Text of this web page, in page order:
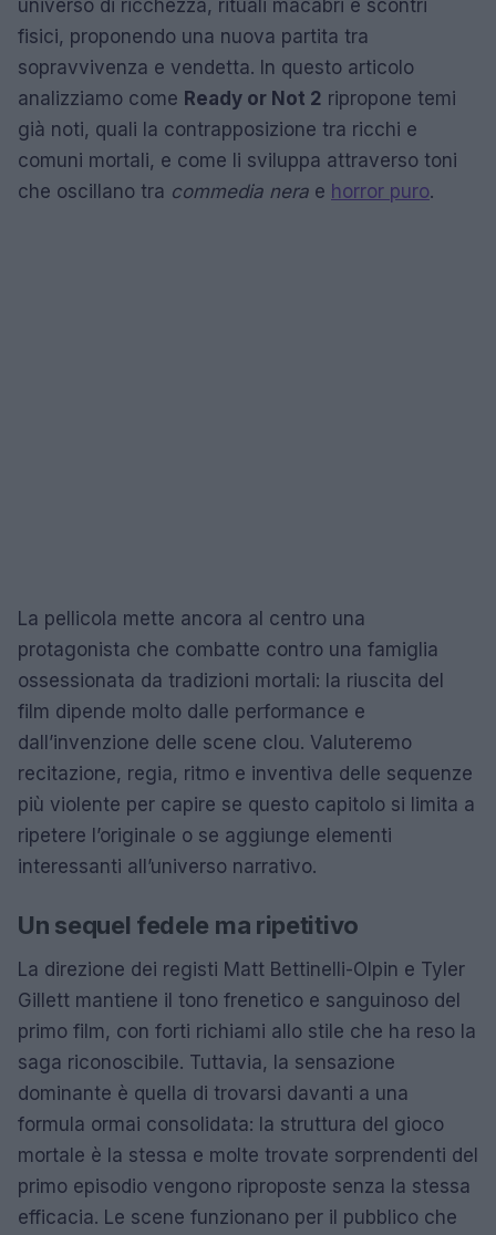
universo di ricchezza, rituali macabri e scontri
fisici, proponendo una nuova partita tra
sopravvivenza e vendetta. In questo articolo
analizziamo come Ready or Not 2 ripropone temi
già noti, quali la contrapposizione tra ricchi e
comuni mortali, e come li sviluppa attraverso toni
che oscillano tra commedia nera e horror puro.
La pellicola mette ancora al centro una
protagonista che combatte contro una famiglia
ossessionata da tradizioni mortali: la riuscita del
film dipende molto dalle performance e
dall’invenzione delle scene clou. Valuteremo
recitazione, regia, ritmo e inventiva delle sequenze
più violente per capire se questo capitolo si limita a
ripetere l’originale o se aggiunge elementi
interessanti all’universo narrativo.
Un sequel fedele ma ripetitivo
La direzione dei registi Matt Bettinelli-Olpin e Tyler
Gillett mantiene il tono frenetico e sanguinoso del
primo film, con forti richiami allo stile che ha reso la
saga riconoscibile. Tuttavia, la sensazione
dominante è quella di trovarsi davanti a una
formula ormai consolidata: la struttura del gioco
mortale è la stessa e molte trovate sorprendenti del
primo episodio vengono riproposte senza la stessa
efficacia. Le scene funzionano per il pubblico che